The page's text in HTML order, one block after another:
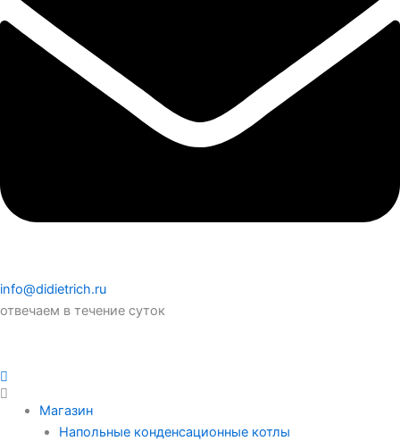
info@didietrich.ru
отвечаем в течение суток
Магазин
Напольные конденсационные котлы